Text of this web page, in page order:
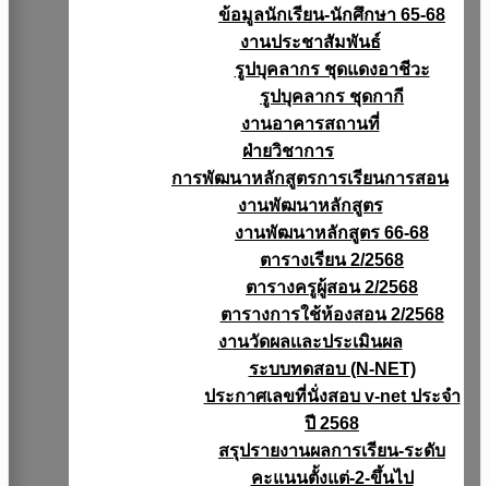
ข้อมูลนักเรียน-นักศึกษา 65-68
งานประชาสัมพันธ์
รูปบุคลากร ชุดแดงอาชีวะ
รูปบุคลากร ชุดกากี
งานอาคารสถานที่
ฝ่ายวิชาการ
การพัฒนาหลักสูตรการเรียนการสอน
งานพัฒนาหลักสูตร
งานพัฒนาหลักสูตร 66-68
ตารางเรียน 2/2568
ตารางครูผู้สอน 2/2568
ตารางการใช้ห้องสอน 2/2568
งานวัดผลเเละประเมินผล
ระบบทดสอบ (N-NET)
ประกาศเลขที่นั่งสอบ v-net ประจำ
ปี 2568
สรุปรายงานผลการเรียน-ระดับ
คะแนนตั้งแต่-2-ขึ้นไป